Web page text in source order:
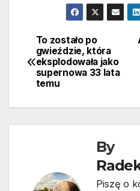
Nawigacja
wpisu
To zostało po
gwieździe, która
eksplodowała jako
supernowa 33 lata
temu
By
Piszę o